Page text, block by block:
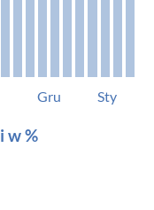
Gru Sty
w %